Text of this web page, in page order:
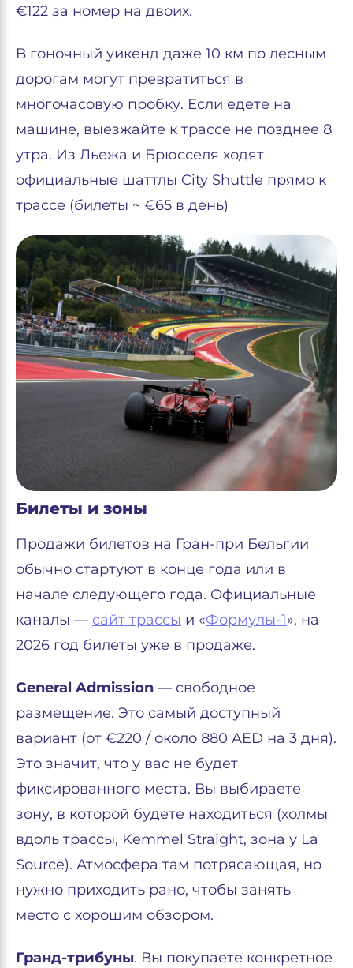
€122 за номер на двоих.
В гоночный уикенд даже 10 км по лесным
дорогам могут превратиться в
многочасовую пробку. Если едете на
машине, выезжайте к трассе не позднее 8
утра. Из Льежа и Брюсселя ходят
официальные шаттлы City Shuttle прямо к
трассе (билеты ~ €65 в день)
Билеты и зоны
Продажи билетов на Гран-при Бельгии
обычно стартуют в конце года или в
начале следующего года. Официальные
каналы — сайт трассы и «Формулы-1», на
2026 год билеты уже в продаже.
General Admission — свободное
размещение. Это самый доступный
вариант (от €220 / около 880 AED на 3 дня).
Это значит, что у вас не будет
фиксированного места. Вы выбираете
зону, в которой будете находиться (холмы
вдоль трассы, Kemmel Straight, зона у La
Source). Атмосфера там потрясающая, но
нужно приходить рано, чтобы занять
место с хорошим обзором.
Гранд-трибуны. Вы покупаете конкретное